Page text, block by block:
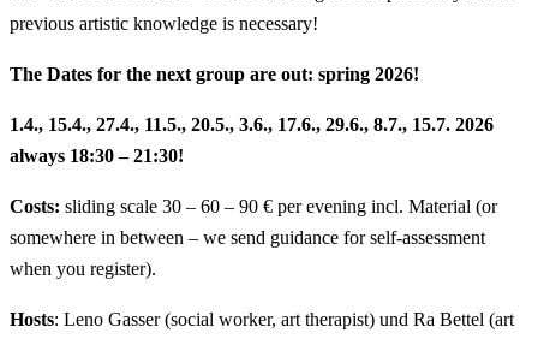
previous artistic knowledge is necessary!
The Dates for the next group are out: spring 2026!
1.4., 15.4., 27.4., 11.5., 20.5., 3.6., 17.6., 29.6., 8.7., 15.7. 2026
always 18:30 – 21:30!
Costs: sliding scale 30 – 60 – 90 € per evening incl. Material (or
somewhere in between – we send guidance for self-assessment
when you register).
Hosts: Leno Gasser (social worker, art therapist) und Ra Bettel (art